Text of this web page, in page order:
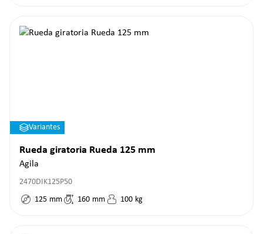
Variantes
Rueda giratoria Rueda 125 mm
Agila
2470DIK125P50
125 mm 160 mm 100 kg